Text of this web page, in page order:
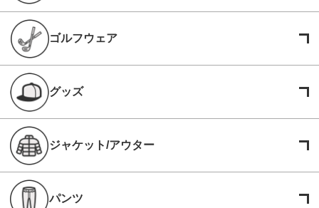
ゴルフウェア
グッズ
ジャケット/アウター
パンツ